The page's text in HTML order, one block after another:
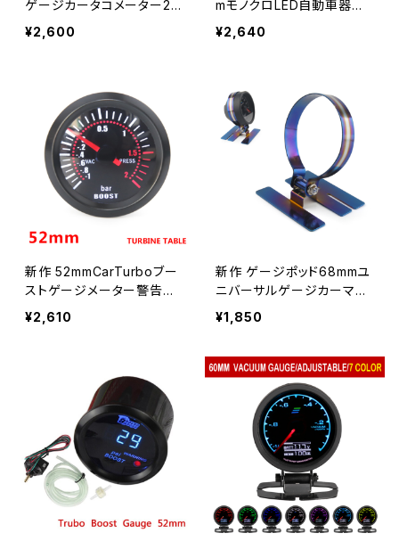
ゲージカータコメーター2
"52mm 0-9999RPMカー
ゲージTACメータータコブ
¥2,600
mモノクロLED自動車器具
タコメーター
¥2,640
新作 52mmCarTurboブー
ストゲージメーター警告機
能自動車機器タービン圧力
タービンゲージ
¥2,610
新作 ゲージポッド68mmユ
ニバーサルゲージカーマウ
ントホルダーシングルオート
カーメーターポッドダッシュ
整可能
¥1,850